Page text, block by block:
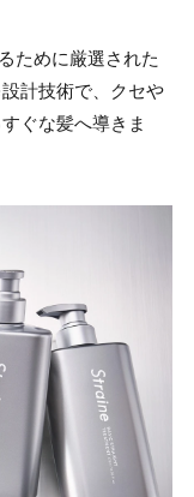
ために厳選された
計技術で、クセや
ぐな髪へ導きま